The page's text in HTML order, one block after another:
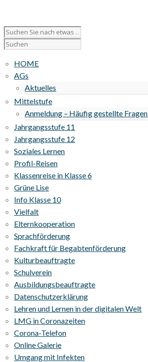
HOME
AGs
Aktuelles
Mittelstufe
Anmeldung – Häufig gestellte Fragen
Jahrgangsstufe 11
Jahrgangsstufe 12
Soziales Lernen
Profil-Reisen
Klassenreise in Klasse 6
Grüne Lise
Info Klasse 10
Vielfalt
Elternkooperation
Sprachförderung
Fachkraft für Begabtenförderung
Kulturbeauftragte
Schulverein
Ausbildungsbeauftragte
Datenschutzerklärung
Lehren und Lernen in der digitalen Welt
LMG in Coronazeiten
Corona-Telefon
Online Galerie
Umgang mit Infekten